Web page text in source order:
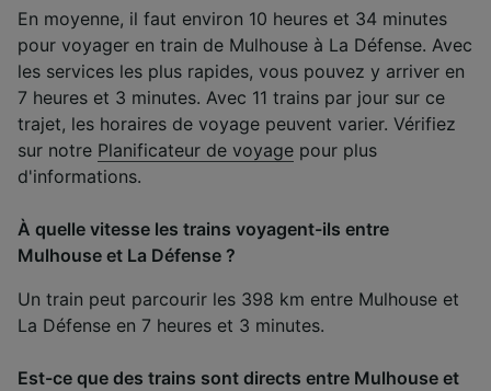
En moyenne, il faut environ 10 heures et 34 minutes
pour voyager en train de Mulhouse à La Défense. Avec
les services les plus rapides, vous pouvez y arriver en
7 heures et 3 minutes. Avec 11 trains par jour sur ce
trajet, les horaires de voyage peuvent varier. Vérifiez
sur notre Planificateur de voyage pour plus
d'informations.
À quelle vitesse les trains voyagent-ils entre
Mulhouse et La Défense ?
Un train peut parcourir les 398 km entre Mulhouse et
La Défense en 7 heures et 3 minutes.
Est-ce que des trains sont directs entre Mulhouse et